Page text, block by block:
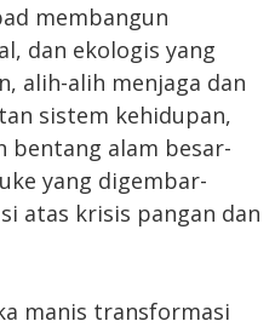
membangun
dan ekologis yang
alih-alih menjaga dan
sistem kehidupan,
bentang alam besar-
yang digembar-
atas krisis pangan dan
manis transformasi